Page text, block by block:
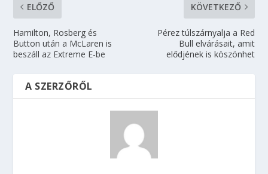
ELŐZŐ
Hamilton, Rosberg és
Button után a McLaren is
beszáll az Extreme E-be
KÖVETKEZŐ
Pérez túlszárnyalja a Red
Bull elvárásait, amit
elődjének is köszönhet
A SZERZŐRŐL